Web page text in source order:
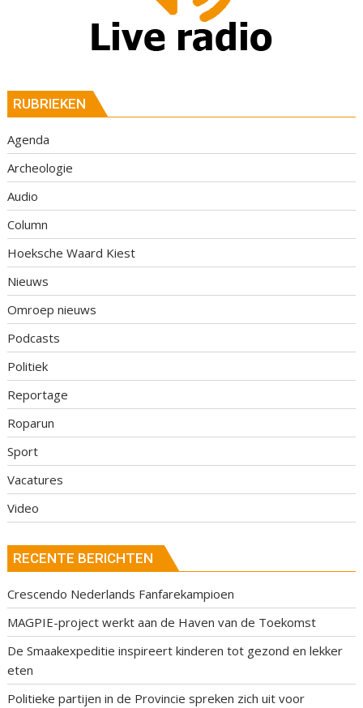
RUBRIEKEN
Agenda
Archeologie
Audio
Column
Hoeksche Waard Kiest
Nieuws
Omroep nieuws
Podcasts
Politiek
Reportage
Roparun
Sport
Vacatures
Video
RECENTE BERICHTEN
Crescendo Nederlands Fanfarekampioen
MAGPIE-project werkt aan de Haven van de Toekomst
De Smaakexpeditie inspireert kinderen tot gezond en lekker
eten
Politieke partijen in de Provincie spreken zich uit voor